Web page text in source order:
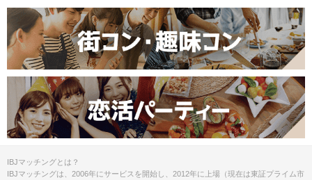
IBJマッチングとは？
IBJマッチングは、2006年にサービスを開始し、2012年に上場（現在は東証プライム市